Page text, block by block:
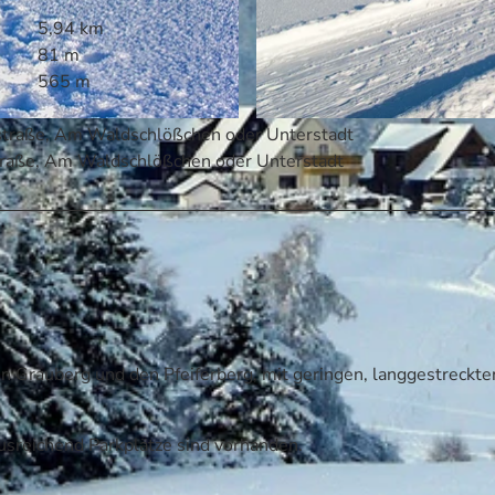
© @Jan Reichel Fotografie, Tourismusbetrieb der Stadt
5,94 km
81 m
565 m
Am Waldschlößchen oder Unterstadt
Am Waldschlößchen oder Unterstadt
und den Pfeiferberg, mit geringen,
Parkplätze sind vorhanden.